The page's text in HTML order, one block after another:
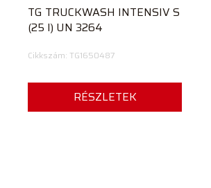
TG TRUCKWASH INTENSIV S
(25 l) UN 3264
Cikkszám: TG1650487
RÉSZLETEK